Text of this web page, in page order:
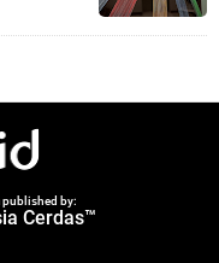
by:
Cerdas™